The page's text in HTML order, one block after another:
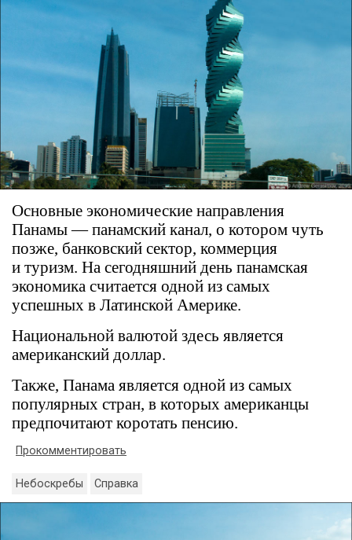
Основные экономические направления
Панамы — панамский канал, о котором чуть
позже, банковский сектор, коммерция
и туризм. На сегодняшний день панамская
экономика считается одной из самых
успешных в Латинской Америке.
Национальной валютой здесь является
американский доллар.
Также, Панама является одной из самых
популярных стран, в которых американцы
предпочитают коротать пенсию.
Прокомментировать
Небоскребы Справка